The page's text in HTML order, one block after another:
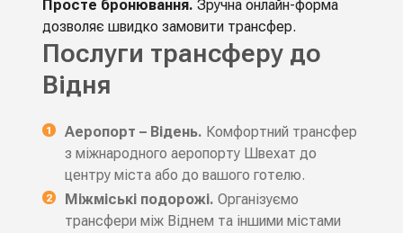
Просте бронювання. Зручна онлайн-форма
дозволяє швидко замовити трансфер.
Послуги трансферу до
Відня
Аеропорт – Відень. Комфортний трансфер
з міжнародного аеропорту Швехат до
центру міста або до вашого готелю.
Міжміські подорожі. Організуємо
трансфери між Віднем та іншими містами